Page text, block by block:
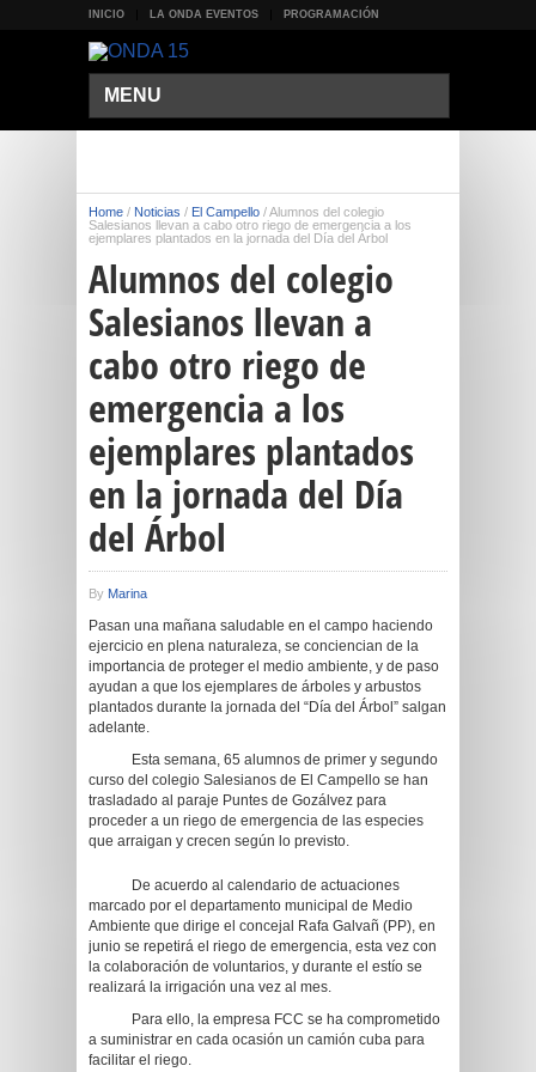
INICIO LA ONDA EVENTOS PROGRAMACIÓN
MENU
Home / Noticias / El Campello /Alumnos del colegio
Salesianos llevan a cabo otro riego de emergencia a los
ejemplares plantados en la jornada del Día del Árbol
Alumnos del colegio
Salesianos llevan a
cabo otro riego de
emergencia a los
ejemplares plantados
en la jornada del Día
del Árbol
By Marina
Pasan una mañana saludable en el campo haciendo
ejercicio en plena naturaleza, se conciencian de la
importancia de proteger el medio ambiente, y de paso
ayudan a que los ejemplares de árboles y arbustos
plantados durante la jornada del “Día del Árbol” salgan
adelante.
Esta semana, 65 alumnos de primer y segundo
curso del colegio Salesianos de El Campello se han
trasladado al paraje Puntes de Gozálvez para
proceder a un riego de emergencia de las especies
que arraigan y crecen según lo previsto.
De acuerdo al calendario de actuaciones
marcado por el departamento municipal de Medio
Ambiente que dirige el concejal Rafa Galvañ (PP), en
junio se repetirá el riego de emergencia, esta vez con
la colaboración de voluntarios, y durante el estío se
realizará la irrigación una vez al mes.
Para ello, la empresa FCC se ha comprometido
a suministrar en cada ocasión un camión cuba para
facilitar el riego.